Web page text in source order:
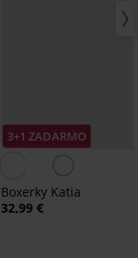
3+1 ZADARMO
Boxerky Katia
32,99 €